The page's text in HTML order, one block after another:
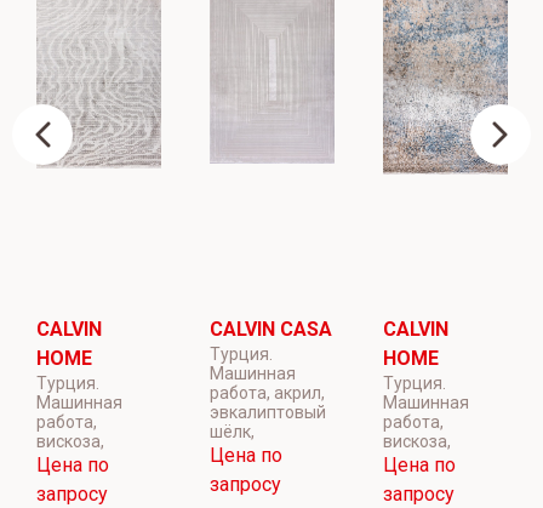
CALVIN
HOME
Турция.
Машинная
работа,
вискоза,
Цена по
запросу
CALVIN CASA
Турция.
Машинная
работа, акрил,
эвкалиптовый
шёлк,
Цена по
запросу
CALVIN
HOME
Турция.
Машинная
работа,
вискоза,
Цена по
запросу